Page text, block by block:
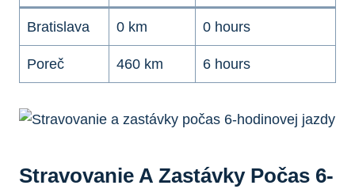
Bratislava 0 km 0 hours
Poreč 460 km 6 hours
Stravovanie A Zastávky Počas 6-